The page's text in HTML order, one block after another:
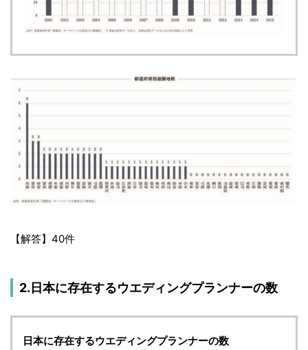
【解答】40件
2.日本に存在するウエディングプランナーの数
日本に存在するウエディングプランナーの数